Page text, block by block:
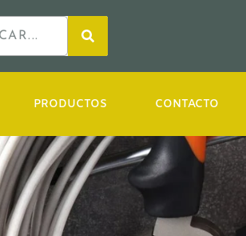
PRODUCTOS CONTACTO